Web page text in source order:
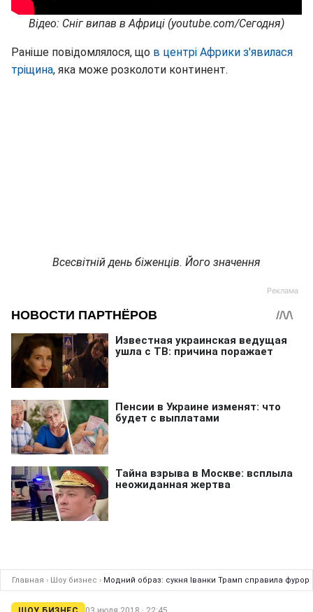
Відео: Сніг випав в Африці (youtube.com/Сегодня)
Раніше повідомлялося, що в центрі Африки з'явилася
тріщина, яка може розколоти континент.
Всесвітній день біженців. Його значення
Главная › Шоу бизнес › Модний образ: сукня Іванки Трамп справила фурор